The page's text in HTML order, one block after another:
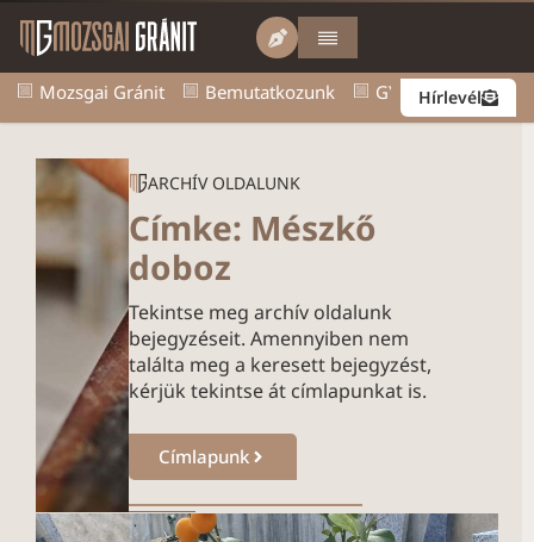
Mozsgai Gránit Bemutatkozunk GY.I.K.Hírlevél
ARCHÍV OLDALUNK
Címke: Mészkő
doboz
Tekintse meg archív oldalunk
bejegyzéseit. Amennyiben nem
találta meg a keresett bejegyzést,
kérjük tekintse át címlapunkat is.
Címlapunk